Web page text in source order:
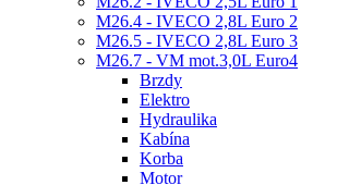
M26.4 - IVECO 2,8L Euro 2
M26.5 - IVECO 2,8L Euro 3
M26.7 - VM mot.3,0L Euro4
Brzdy
Elektro
Hydraulika
Kabína
Korba
Motor